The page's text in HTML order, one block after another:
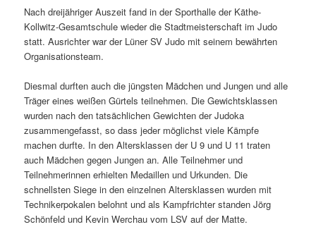
Nach dreijähriger Auszeit fand in der Sporthalle der Käthe-
Kollwitz-Gesamtschule wieder die Stadtmeisterschaft im Judo
statt. Ausrichter war der Lüner SV Judo mit seinem bewährten
Organisationsteam.
Diesmal durften auch die jüngsten Mädchen und Jungen und alle
Träger eines weißen Gürtels teilnehmen. Die Gewichtsklassen
wurden nach den tatsächlichen Gewichten der Judoka
zusammengefasst, so dass jeder möglichst viele Kämpfe
machen durfte. In den Altersklassen der U 9 und U 11 traten
auch Mädchen gegen Jungen an. Alle Teilnehmer und
Teilnehmerinnen erhielten Medaillen und Urkunden. Die
schnellsten Siege in den einzelnen Altersklassen wurden mit
Technikerpokalen belohnt und als Kampfrichter standen Jörg
Schönfeld und Kevin Werchau vom LSV auf der Matte.